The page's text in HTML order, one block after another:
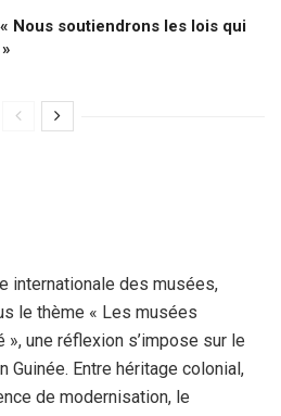
Nous soutiendrons les lois qui
internationale des musées,
le thème « Les musées
une réflexion s’impose sur le
Entre héritage colonial,
de modernisation, le